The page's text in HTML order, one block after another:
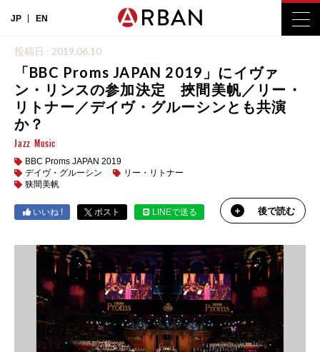
JP EN
投稿日 : 2019.06.10
「BBC Proms JAPAN 2019」にイヴァ
ン・リンスの参加決定 挾間美帆／リー・
リトナー／デイヴ・グルーシンとも共演
か？
Jazz Music
BBC Proms JAPAN 2019
デイヴ・グルーシン
リー・リトナー
狭間美帆
いいね ! ポスト LINEで送る 後で読む